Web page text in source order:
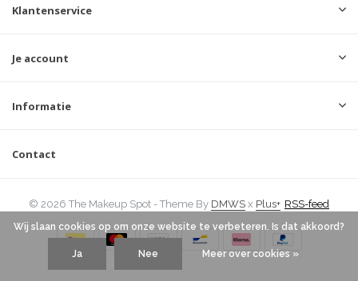
Klantenservice
Je account
Informatie
Contact
© 2026 The Makeup Spot - Theme By DMWS x Plus+ RSS-feed
Wij slaan cookies op om onze website te verbeteren. Is dat akkoord?
Ja Nee Meer over cookies »